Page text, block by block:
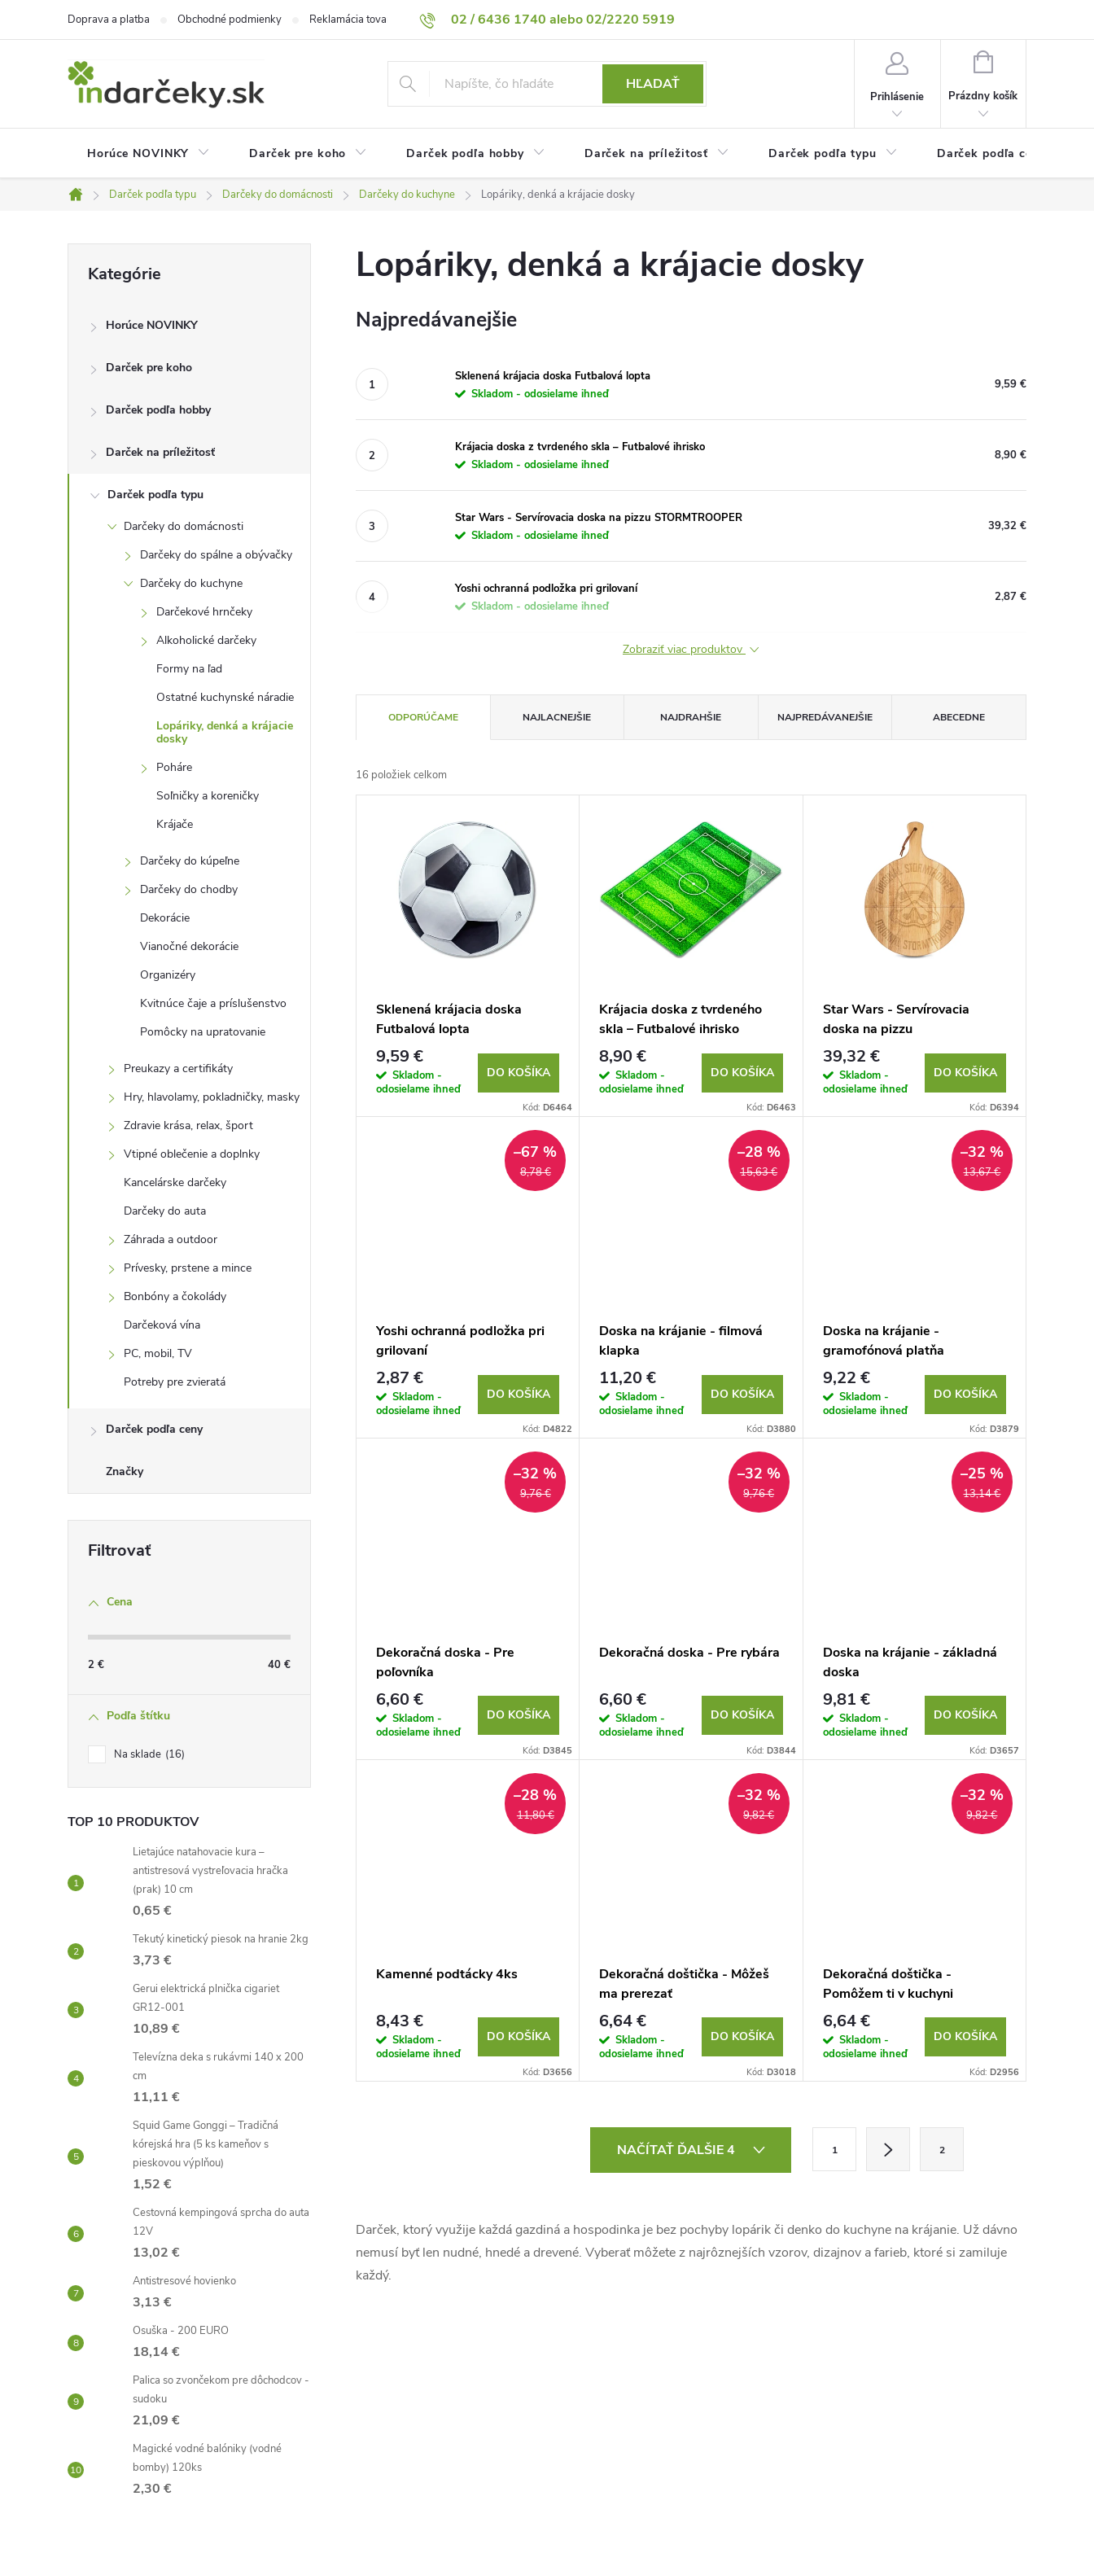
02 / 6436 1740 alebo 02/2220 5919
Doprava a platba Obchodné podmienky Reklamácia tovaru Vrátenie tovaru Podmienky ochrany osobných údajov
HĽADAŤ
Prihlásenie
NÁKUPNÝ
Prázdny košík
Horúce NOVINKY Darček pre koho Darček podľa hobby Darček na príležitosť Darček podľa typu Darček podľa ceny
Domov
Darček podľa typu Darčeky do domácnosti Darčeky do kuchyne Lopáriky, denká a krájacie dosky
p
kategórie
Kategórie
Horúce NOVINKY
Darček pre koho
Darček podľa hobby
Darček na príležitosť
Darček podľa typu
Darčeky do domácnosti
Darčeky do spálne a obývačky
Darčeky do kuchyne
Darčekové hrnčeky
Alkoholické darčeky
Formy na ľad
Ostatné kuchynské náradie
Lopáriky, denká a krájacie
dosky
Poháre
Soľničky a koreničky
Krájače
Darčeky do kúpeľne
Darčeky do chodby
Dekorácie
Vianočné dekorácie
Organizéry
Kvitnúce čaje a príslušenstvo
Pomôcky na upratovanie
Preukazy a certifikáty
Hry, hlavolamy, pokladničky, masky
Zdravie krása, relax, šport
Vtipné oblečenie a doplnky
Kancelárske darčeky
Darčeky do auta
Záhrada a outdoor
Prívesky, prstene a mince
Bonbóny a čokolády
Darčeková vína
PC, mobil, TV
Potreby pre zvieratá
Darček podľa ceny
Značky
Cena
2 € 40 €
Podľa štítku
Na sklade 16
TOP 10 PRODUKTOV
Lietajúce natahovacie kura –
antistresová vystreľovacia hračka
(prak) 10 cm
0,65 €
Tekutý kinetický piesok na hranie 2kg
3,73 €
Gerui elektrická plnička cigariet
GR12-001
10,89 €
Televízna deka s rukávmi 140 x 200
cm
11,11 €
Squid Game Gonggi – Tradičná
kórejská hra (5 ks kameňov s
pieskovou výplňou)
1,52 €
Cestovná kempingová sprcha do auta
12V
13,02 €
Antistresové hovienko
3,13 €
Osuška - 200 EURO
18,14 €
Palica so zvončekom pre dôchodcov -
sudoku
21,09 €
Magické vodné balóniky (vodné
bomby) 120ks
2,30 €
Lopáriky, denká a krájacie dosky
Najpredávanejšie
Sklenená krájacia doska Futbalová lopta
Skladom - odosielame ihneď
9,59 €
Krájacia doska z tvrdeného skla – Futbalové ihrisko
Skladom - odosielame ihneď
8,90 €
Star Wars - Servírovacia doska na pizzu STORMTROOPER
Skladom - odosielame ihneď
39,32 €
Yoshi ochranná podložka pri grilovaní
Skladom - odosielame ihneď
2,87 €
Zobraziť viac produktov
a
d
d
ODPORÚČAME NAJLACNEJŠIE NAJDRAHŠIE NAJPREDÁVANEJŠIE ABECEDNE
16 položiek celkom
Sklenená krájacia doska
Futbalová lopta
9,59 €
Skladom -
odosielame ihneď
DO KOŠÍKA
Kód:D6464
Krájacia doska z tvrdeného
skla – Futbalové ihrisko
8,90 €
Skladom -
odosielame ihneď
DO KOŠÍKA
Kód: D6463
Star Wars - Servírovacia
doska na pizzu
STORMTROOPER
39,32 €
Skladom -
odosielame ihneď
DO KOŠÍKA
Kód: D6394
8,78 €
–67 %
Yoshi ochranná podložka pri
grilovaní
2,87 €
Skladom -
odosielame ihneď
DO KOŠÍKA
Kód:D4822
15,63 €
–28 %
Doska na krájanie - filmová
klapka
11,20 €
Skladom -
odosielame ihneď
DO KOŠÍKA
Kód: D3880
13,67 €
–32 %
Doska na krájanie -
gramofónová platňa
9,22 €
Skladom -
odosielame ihneď
DO KOŠÍKA
Kód: D3879
9,76 €
–32 %
Dekoračná doska - Pre
poľovníka
6,60 €
Skladom -
odosielame ihneď
DO KOŠÍKA
Kód:D3845
9,76 €
–32 %
Dekoračná doska - Pre rybára
6,60 €
Skladom -
odosielame ihneď
DO KOŠÍKA
Kód: D3844
13,14 €
–25 %
Doska na krájanie - základná
doska
9,81 €
Skladom -
odosielame ihneď
DO KOŠÍKA
Kód: D3657
11,80 €
–28 %
Kamenné podtácky 4ks
8,43 €
Skladom -
odosielame ihneď
DO KOŠÍKA
Kód:D3656
9,82 €
–32 %
Dekoračná doštička - Môžeš
ma prerezať
6,64 €
Skladom -
odosielame ihneď
DO KOŠÍKA
Kód: D3018
9,82 €
–32 %
Dekoračná doštička -
Pomôžem ti v kuchyni
6,64 €
Skladom -
odosielame ihneď
DO KOŠÍKA
Kód: D2956
á
d
NAČÍTAŤ ĎALŠIE 4
n
1 2
Darček, ktorý využije každá gazdiná a hospodinka je bez pochyby lopárik či denko do kuchyne na krájanie. Už dávno
nemusí byť len nudné, hnedé a drevené. Vyberať môžete z najrôznejších vzorov, dizajnov a farieb, ktoré si zamiluje
každý.